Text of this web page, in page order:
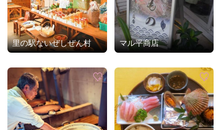
里の駅ないぜしぜん村 マル平商店